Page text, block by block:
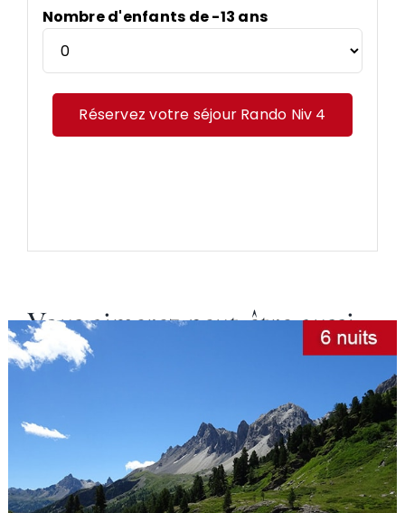
Nombre d'enfants de -13 ans
Réservez votre séjour Rando Niv 4
Vous aimerez peut-être aussi…